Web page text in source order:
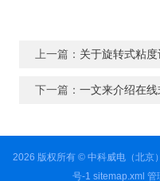
上一篇： 关于旋转式粘
下一篇： 一文来介绍在
2026 版权所有 © 中科威电（北京
号-1 sitemap.xml 管